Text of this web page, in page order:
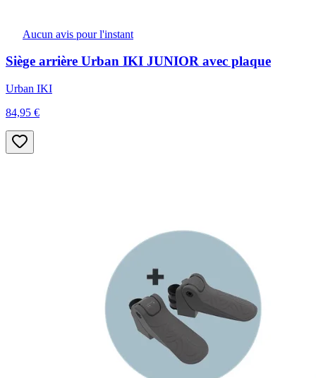
Aucun avis pour l'instant
Siège arrière Urban IKI JUNIOR avec plaque
Urban IKI
84,95 €